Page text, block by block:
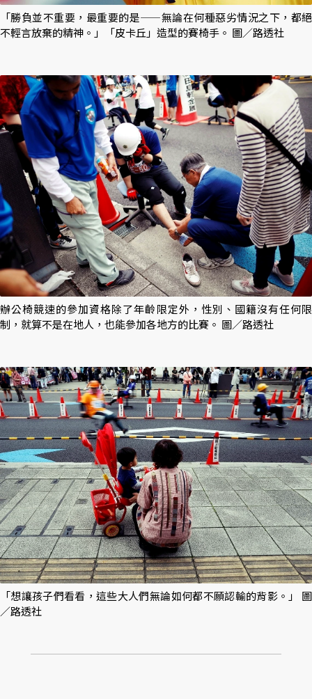
「勝負並不重要，最重要的是——無論在何種惡劣情況之下，都絕
不輕言放棄的精神。」「皮卡丘」造型的賽椅手。 圖／路透社
辦公椅競速的參加資格除了年齡限定外，性別、國籍沒有任何限
制，就算不是在地人，也能參加各地方的比賽。 圖／路透社
「想讓孩子們看看，這些大人們無論如何都不願認輸的背影。」 圖
／路透社